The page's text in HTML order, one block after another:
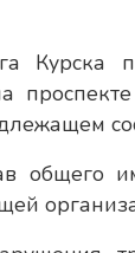
Курска
общего